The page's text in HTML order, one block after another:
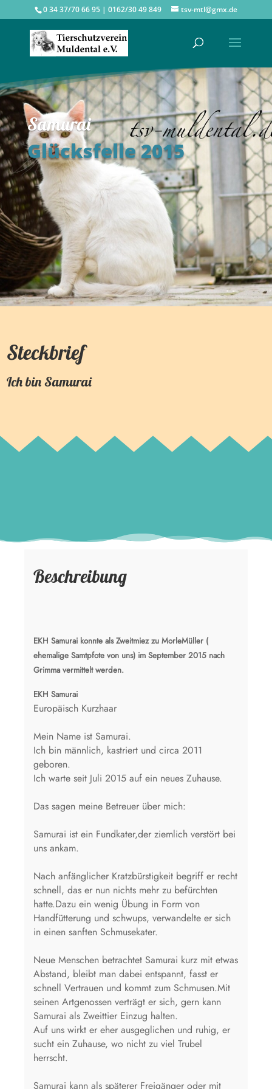
0 34 37/70 66 95 | 0162/30 49 849 tsv-mtl@gmx.de
Samurai
Glücksfelle 2015
Steckbrief
Ich binSamurai
Beschreibung
EKH Samurai konnte als Zweitmiez zu MorleMüller (
ehemalige Samtpfote von uns) im September 2015 nach
Grimma vermittelt werden.
EKH Samurai
Europäisch Kurzhaar
Mein Name ist Samurai.
Ich bin männlich, kastriert und circa 2011
geboren.
Ich warte seit Juli 2015 auf ein neues Zuhause.
Das sagen meine Betreuer über mich:
Samurai ist ein Fundkater,der ziemlich verstört bei
uns ankam.
Nach anfänglicher Kratzbürstigkeit begriff er recht
schnell, das er nun nichts mehr zu befürchten
hatte.Dazu ein wenig Übung in Form von
Handfütterung und schwups, verwandelte er sich
in einen sanften Schmusekater.
Neue Menschen betrachtet Samurai kurz mit etwas
Abstand, bleibt man dabei entspannt, fasst er
schnell Vertrauen und kommt zum Schmusen.Mit
seinen Artgenossen verträgt er sich, gern kann
Samurai als Zweittier Einzug halten.
Auf uns wirkt er eher ausgeglichen und ruhig, er
sucht ein Zuhause, wo nicht zu viel Trubel
herrscht.
Samurai kann als späterer Freigänger oder mit